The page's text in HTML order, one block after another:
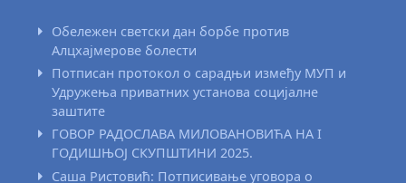
Обележен светски дан борбе против
Алцхајмерове болести
Потписан протокол о сарадњи између МУП и
Удружења приватних установа социјалне
заштите
ГОВОР РАДОСЛАВА МИЛОВАНОВИЋА НА I
ГОДИШЊОЈ СКУПШТИНИ 2025.
Саша Ристовић: Потписивање уговора о